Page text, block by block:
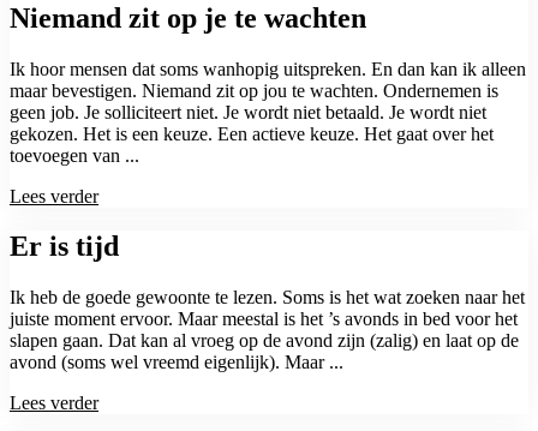
Niemand zit op je te wachten
Ik hoor mensen dat soms wanhopig uitspreken. En dan kan ik alleen
maar bevestigen. Niemand zit op jou te wachten. Ondernemen is
geen job. Je solliciteert niet. Je wordt niet betaald. Je wordt niet
gekozen. Het is een keuze. Een actieve keuze. Het gaat over het
toevoegen van ...
Lees verder
Er is tijd
Ik heb de goede gewoonte te lezen. Soms is het wat zoeken naar het
juiste moment ervoor. Maar meestal is het ’s avonds in bed voor het
slapen gaan. Dat kan al vroeg op de avond zijn (zalig) en laat op de
avond (soms wel vreemd eigenlijk). Maar ...
Lees verder